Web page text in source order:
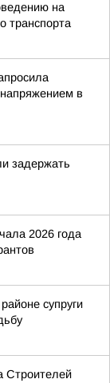
на
транспорта
в
задержать
2026 года
супруги
Строителей